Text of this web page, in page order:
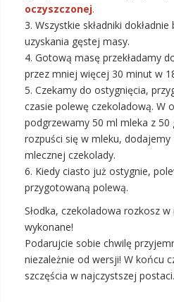
oczyszczonej.
3. Wszystkie składniki
uzyskania gęstej masy.
4. Gotową masę przekładamy
przez mniej więcej 30 minut w
5. Czekamy do ostygnięcia,
czasie polewę czekoladową. W
podgrzewamy 50 ml mleka z 50
rozpuści się w mleku, dodajemy
mlecznej czekolady.
6. Kiedy ciasto już ostygnie,
przygotowaną polewą.
Słodka, czekoladowa rozkosz
wykonane!
Podarujcie sobie chwilę
niezależnie od wersji! W końcu
szczęścia w najczystszej postaci.